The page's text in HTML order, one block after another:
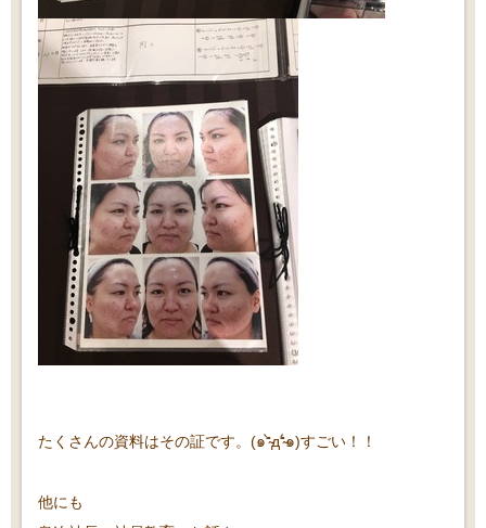
たくさんの資料はその証です。(๑⁼̴̀д⁼̴́๑)すごい！！
他にも